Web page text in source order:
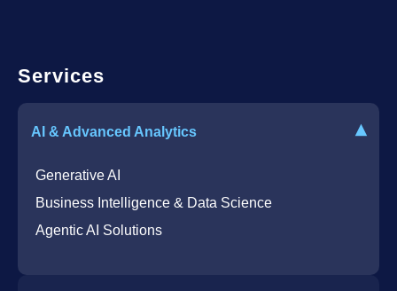
Services
AI & Advanced Analytics ▾
Generative AI
Business Intelligence & Data Science
Agentic AI Solutions